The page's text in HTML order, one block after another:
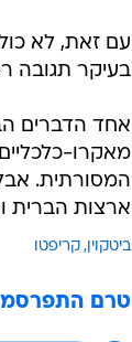
עם זאת, לא
בעיקר תגובה
אחד הדברים
מאקרו-
המסורתית. אבל
ארצות הברית
ביטקוין קריפטו
טרם